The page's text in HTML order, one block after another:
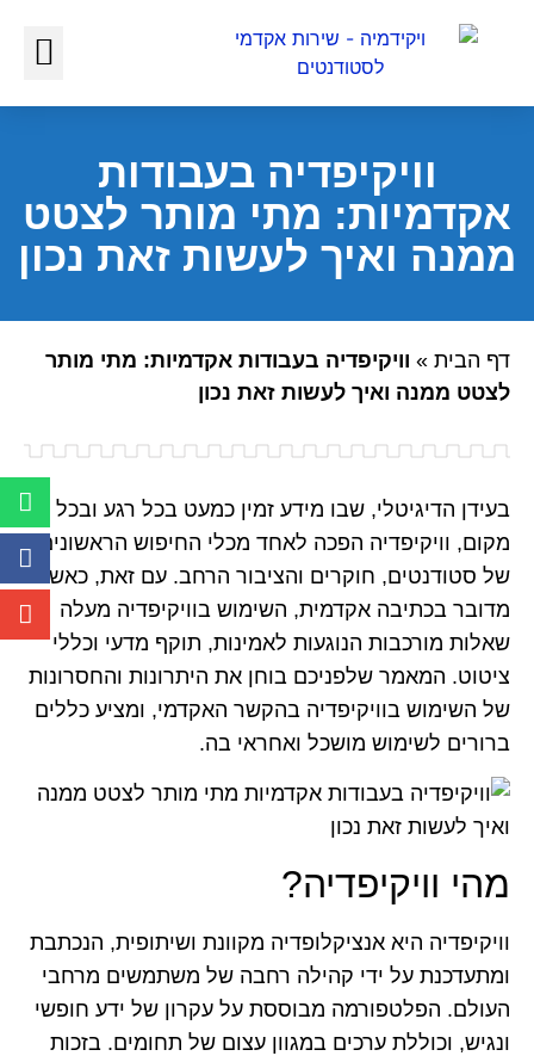
וויקיפדיה בעבודות
אקדמיות: מתי מותר לצטט
ממנה ואיך לעשות זאת נכון
דף הבית » וויקיפדיה בעבודות אקדמיות: מתי מותר
לצטט ממנה ואיך לעשות זאת נכון
בעידן הדיגיטלי, שבו מידע זמין כמעט בכל רגע ובכל
מקום, וויקיפדיה הפכה לאחד מכלי החיפוש הראשונים
של סטודנטים, חוקרים והציבור הרחב. עם זאת, כאשר
מדובר בכתיבה אקדמית, השימוש בוויקיפדיה מעלה
שאלות מורכבות הנוגעות לאמינות, תוקף מדעי וכללי
ציטוט. המאמר שלפניכם בוחן את היתרונות והחסרונות
של השימוש בוויקיפדיה בהקשר האקדמי, ומציע כללים
ברורים לשימוש מושכל ואחראי בה.
מהי וויקיפדיה?
וויקיפדיה היא אנציקלופדיה מקוונת ושיתופית, הנכתבת
ומתעדכנת על ידי קהילה רחבה של משתמשים מרחבי
העולם. הפלטפורמה מבוססת על עקרון של ידע חופשי
ונגיש, וכוללת ערכים במגוון עצום של תחומים. בזכות